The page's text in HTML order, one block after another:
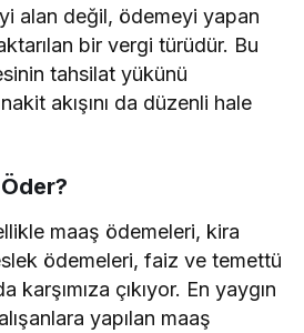
alan değil, ödemeyi yapan
bir vergi türüdür. Bu
tahsilat yükünü
akışını da düzenli hale
maaş ödemeleri, kira
ödemeleri, faiz ve temettü
karşımıza çıkıyor. En yaygın
yapılan maaş